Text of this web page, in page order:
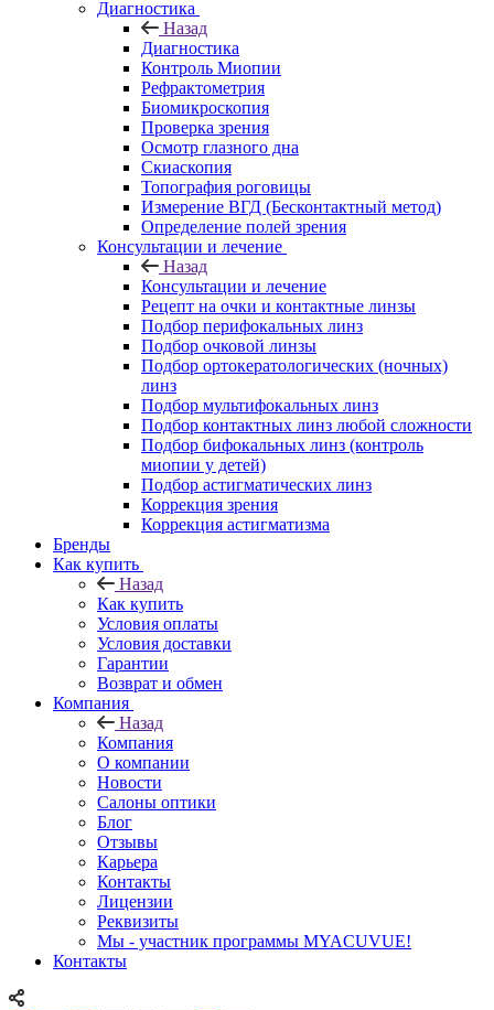
Диагностика
Назад
Диагностика
Контроль Миопии
Рефрактометрия
Биомикроскопия
Проверка зрения
Осмотр глазного дна
Скиаскопия
Топография роговицы
Измерение ВГД (Бесконтактный метод)
Определение полей зрения
Консультации и лечение
Назад
Консультации и лечение
Рецепт на очки и контактные линзы
Подбор перифокальных линз
Подбор очковой линзы
Подбор ортокератологических (ночных)
линз
Подбор мультифокальных линз
Подбор контактных линз любой сложности
Подбор бифокальных линз (контроль
миопии у детей)
Подбор астигматических линз
Коррекция зрения
Коррекция астигматизма
Бренды
Как купить
Назад
Как купить
Условия оплаты
Условия доставки
Гарантии
Возврат и обмен
Компания
Назад
Компания
О компании
Новости
Салоны оптики
Блог
Отзывы
Карьера
Контакты
Лицензии
Реквизиты
Мы - участник программы MYACUVUE!
Контакты